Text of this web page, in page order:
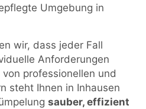
Umgebung in
wir, dass jeder Fall
Anforderungen
professionellen und
steht Ihnen in Inhausen
sauber, effizient